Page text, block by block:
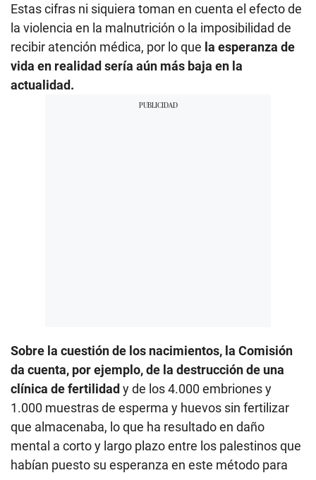
Estas cifras ni siquiera toman en cuenta el efecto de
la violencia en la malnutrición o la imposibilidad de
recibir atención médica, por lo que la esperanza de
vida en realidad sería aún más baja en la
actualidad.
Sobre la cuestión de los nacimientos, la Comisión
da cuenta, por ejemplo, de la destrucción de una
clínica de fertilidady de los 4.000 embriones y
1.000 muestras de esperma y huevos sin fertilizar
que almacenaba, lo que ha resultado en daño
mental a corto y largo plazo entre los palestinos que
habían puesto su esperanza en este método para